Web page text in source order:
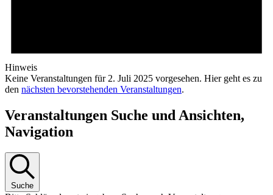
Hinweis
Keine Veranstaltungen für 2. Juli 2025 vorgesehen. Hier geht es zu
den nächsten bevorstehenden Veranstaltungen.
Veranstaltungen Suche und Ansichten,
Navigation
Suche